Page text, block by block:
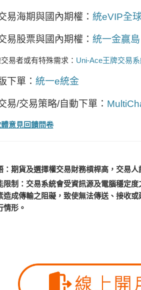
易海期與國內期權： 統eVIP全
易股票與國內期權： 統一金贏島
易者或有特殊需求： Uni-Ace王牌交易
下單： 統一e統金
易/交易策略/自動下單：
意見回饋問卷
：期貨及選擇權交易財務槓桿高，交易
限制：交易系統會受資訊源及電腦穩定
造成傳輸之阻礙，致使無法傳送、接收
情形。